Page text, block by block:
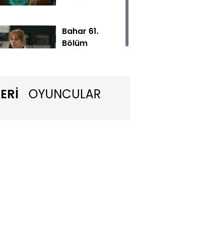
Evren’in verdiği karşılık, Bahar’ın beklediğinden çok
Bahar 61.
Bölüm
Bahar 59.
OYUNCULAR